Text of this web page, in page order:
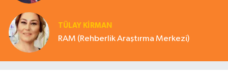
TÜLAY KİRMAN
RAM (Rehberlik Araştırma Merkezi)